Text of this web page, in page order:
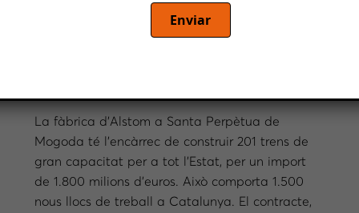
mercaderies. A això cal afegir l’impacte dels
milionaris contractes de subministrament de
La fàbrica d’Alstom a Santa Perpètua de
Mogoda té l’encàrrec de construir 201 trens de
gran capacitat per a tot l’Estat, per un import
de 1.800 milions d’euros. Això comporta 1.500
nous llocs de treball a Catalunya. El contracte,
Enviar